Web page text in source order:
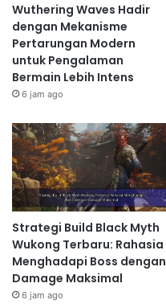
Wuthering Waves Hadir
dengan Mekanisme
Pertarungan Modern
untuk Pengalaman
Bermain Lebih Intens
6 jam ago
Strategi Build Black Myth
Wukong Terbaru: Rahasia
Menghadapi Boss dengan
Damage Maksimal
6 jam ago